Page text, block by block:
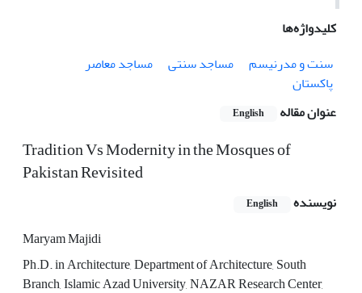
کلیدواژه‌ها
سنت و مدرنیسم
مساجد سنتی
مساجد معاصر
پاکستان
عنوان مقاله
English
Tradition Vs Modernity in the Mosques of
Pakistan Revisited
نویسنده English
Maryam Majidi
Ph.D. in Architecture, Department of Architecture, South
Branch, Islamic Azad University, NAZAR Research Center,